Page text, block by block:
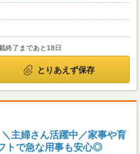
終了まであと18日
とりあえず保存
＼主婦さん活躍中／家事や育
トで急な用事も安心◎